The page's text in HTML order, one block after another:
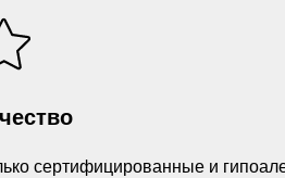
сертифицированные и